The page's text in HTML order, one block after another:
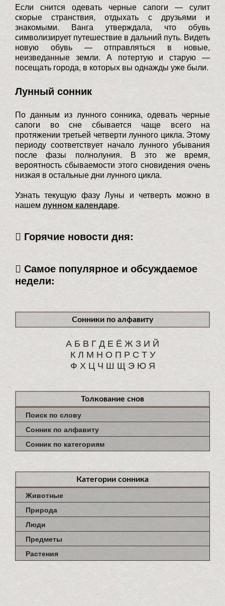
Если снится одевать черные сапоги — сулит
скорые странствия, отдыхать с друзьями и
знакомыми. Ванга утверждала, что обувь
символизирует путешествие в дальний путь. Видеть
новую обувь — отправляться в новые,
неизведанные земли. А потертую и старую —
посещать города, в которых вы однажды уже были.
Лунный сонник
По данным из лунного сонника, одевать черные
сапоги во сне сбывается чаще всего на
протяжении третьей четверти лунного цикла. Этому
периоду соответствует начало лунного убывания
после фазы полнолуния. В это же время,
вероятность сбываемости этого сновидения очень
низкая в остальные дни лунного цикла.
Узнать текущую фазу Луны и четверть можно в
нашем лунном календаре.
Горячие новости дня:
Самое популярное и обсуждаемое
недели:
Сонники по алфавиту
А Б В ГД Е Ё Ж З И Й
К Л М Н О П Р С Т У
Ф Х Ц Ч Ш Щ Э Ю Я
Толкование снов
Поиск по слову
Сонник по алфавиту
Сонник по категориям
Категории сонника
Животные
Природа
Люди
Предметы
Растения